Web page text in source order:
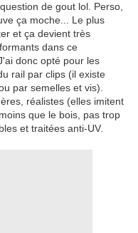
de gout lol. Perso,
ça moche... Le plus
et ça devient très
dans ce
donc opté pour les
rail par clips (il existe
par semelles et vis).
réalistes (elles imitent
que le bois, pas trop
et traitées anti-UV.